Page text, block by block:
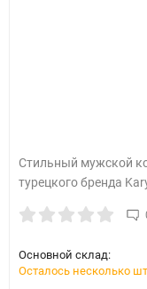
Стильный мужской
турецкого бренда
Основной склад:
Осталось несколько